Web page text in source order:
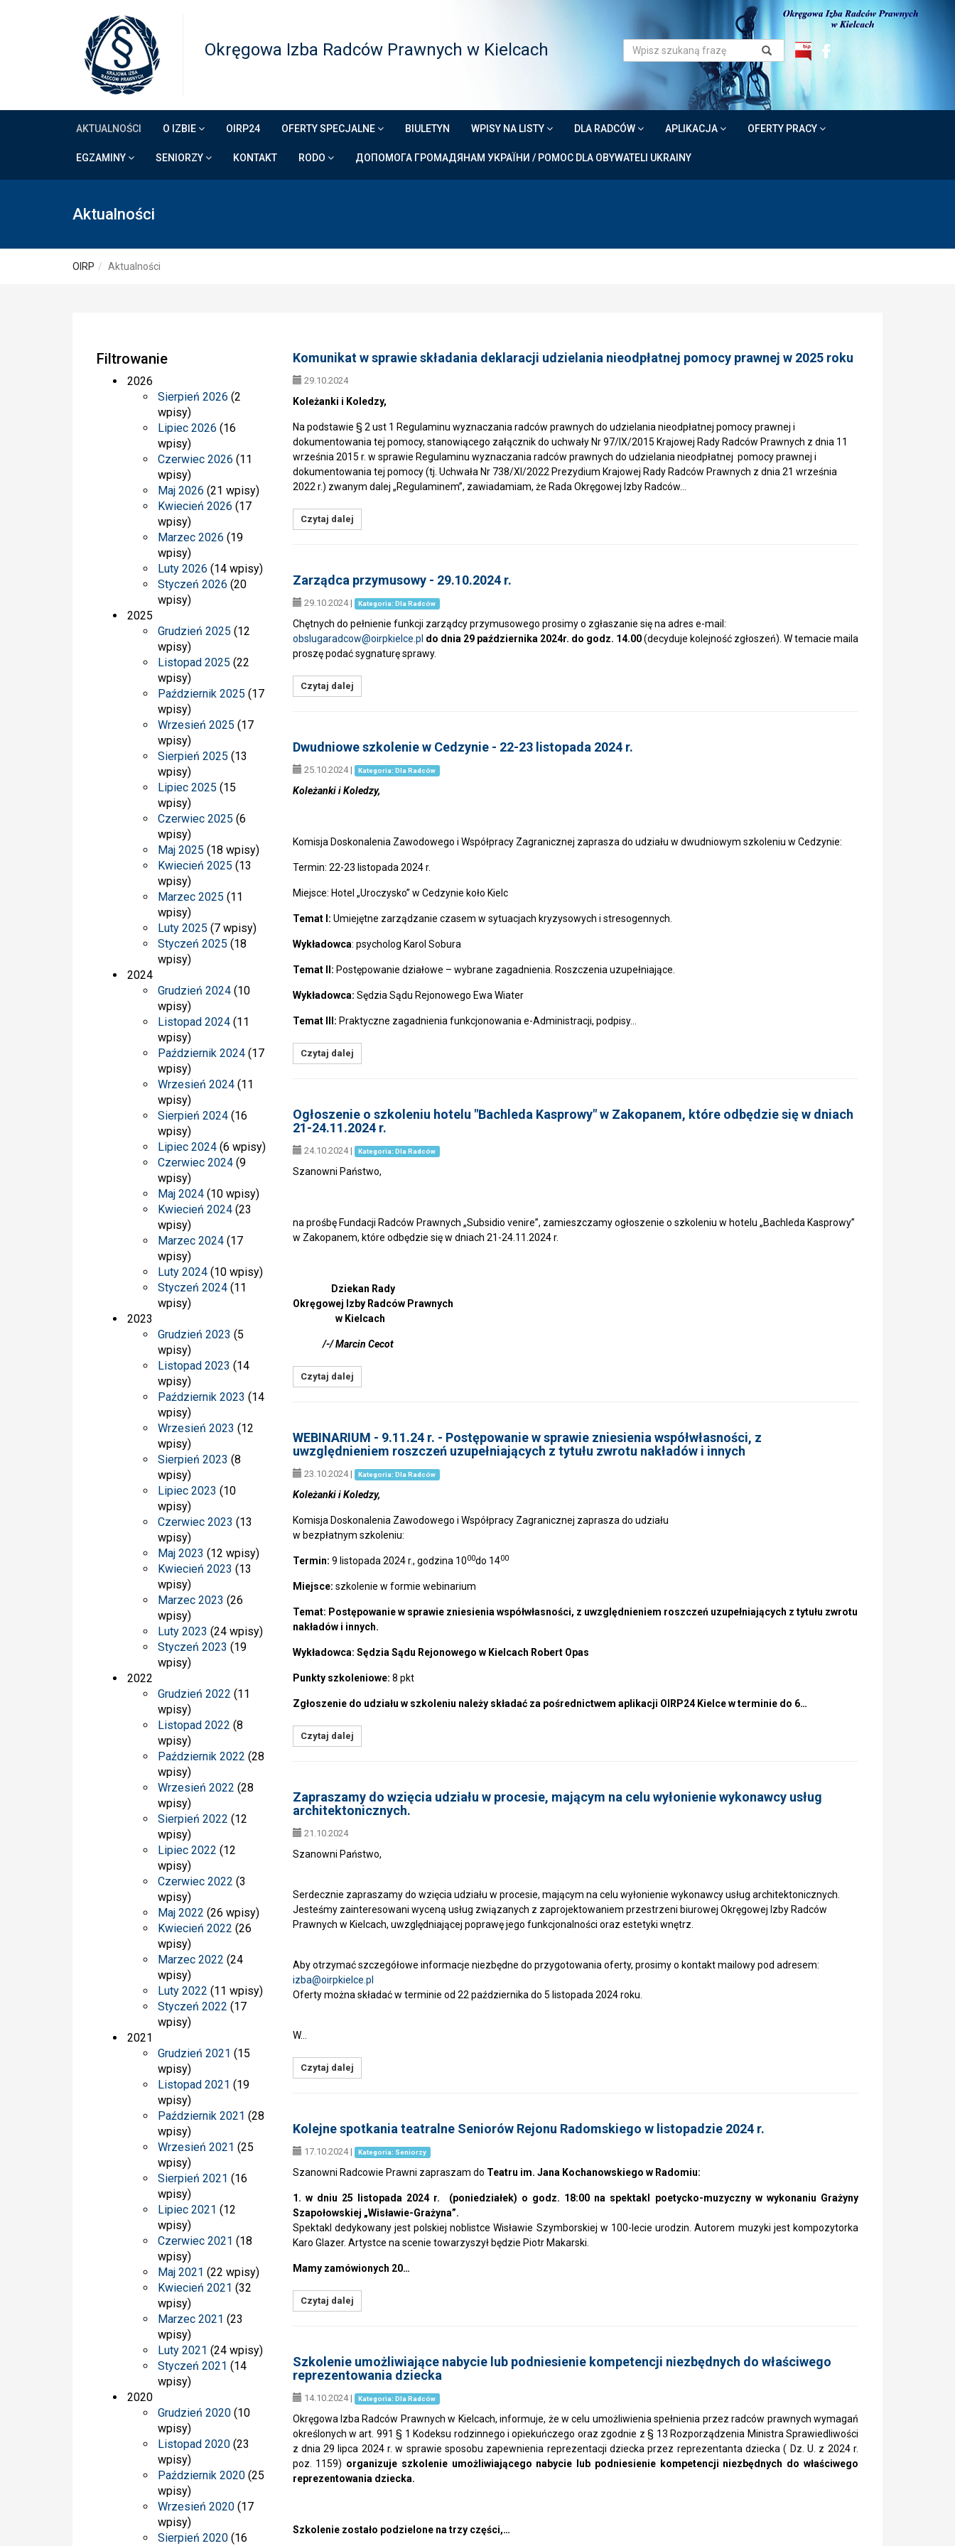
Okręgowa Izba Radców Prawnych w Kielcach
AKTUALNOŚCI O IZBIE OIRP24 OFERTY SPECJALNE BIULETYN WPISY NA LISTY DLA RADCÓW APLIKACJA OFERTY PRACY
EGZAMINY SENIORZY KONTAKT RODO ДОПОМОГА ГРОМАДЯНАМ УКРАЇНИ / POMOC DLA OBYWATELI UKRAINY
Aktualności
OIRP Aktualności
Filtrowanie
2026
Sierpień 2026 (2
wpisy)
Lipiec 2026 (16
wpisy)
Czerwiec 2026 (11
wpisy)
Maj 2026 (21 wpisy)
Kwiecień 2026 (17
wpisy)
Marzec 2026 (19
wpisy)
Luty 2026 (14 wpisy)
Styczeń 2026 (20
wpisy)
2025
Grudzień 2025 (12
wpisy)
Listopad 2025 (22
wpisy)
Październik 2025 (17
wpisy)
Wrzesień 2025 (17
wpisy)
Sierpień 2025 (13
wpisy)
Lipiec 2025 (15
wpisy)
Czerwiec 2025 (6
wpisy)
Maj 2025 (18 wpisy)
Kwiecień 2025 (13
wpisy)
Marzec 2025 (11
wpisy)
Luty 2025 (7 wpisy)
Styczeń 2025 (18
wpisy)
2024
Grudzień 2024 (10
wpisy)
Listopad 2024 (11
wpisy)
Październik 2024 (17
wpisy)
Wrzesień 2024 (11
wpisy)
Sierpień 2024 (16
wpisy)
Lipiec 2024 (6 wpisy)
Czerwiec 2024 (9
wpisy)
Maj 2024 (10 wpisy)
Kwiecień 2024 (23
wpisy)
Marzec 2024 (17
wpisy)
Luty 2024 (10 wpisy)
Styczeń 2024 (11
wpisy)
2023
Grudzień 2023 (5
wpisy)
Listopad 2023 (14
wpisy)
Październik 2023 (14
wpisy)
Wrzesień 2023 (12
wpisy)
Sierpień 2023 (8
wpisy)
Lipiec 2023 (10
wpisy)
Czerwiec 2023 (13
wpisy)
Maj 2023 (12 wpisy)
Kwiecień 2023 (13
wpisy)
Marzec 2023 (26
wpisy)
Luty 2023 (24 wpisy)
Styczeń 2023 (19
wpisy)
2022
Grudzień 2022 (11
wpisy)
Listopad 2022 (8
wpisy)
Październik 2022 (28
wpisy)
Wrzesień 2022 (28
wpisy)
Sierpień 2022 (12
wpisy)
Lipiec 2022 (12
wpisy)
Czerwiec 2022 (3
wpisy)
Maj 2022 (26 wpisy)
Kwiecień 2022 (26
wpisy)
Marzec 2022 (24
wpisy)
Luty 2022 (11 wpisy)
Styczeń 2022 (17
wpisy)
2021
Grudzień 2021 (15
wpisy)
Listopad 2021 (19
wpisy)
Październik 2021 (28
wpisy)
Wrzesień 2021 (25
wpisy)
Sierpień 2021 (16
wpisy)
Lipiec 2021 (12
wpisy)
Czerwiec 2021 (18
wpisy)
Maj 2021 (22 wpisy)
Kwiecień 2021 (32
wpisy)
Marzec 2021 (23
wpisy)
Luty 2021 (24 wpisy)
Styczeń 2021 (14
wpisy)
2020
Grudzień 2020 (10
wpisy)
Listopad 2020 (23
wpisy)
Październik 2020 (25
wpisy)
Wrzesień 2020 (17
wpisy)
Sierpień 2020 (16
Komunikat w sprawie składania deklaracji udzielania nieodpłatnej pomocy prawnej w 2025 roku
29.10.2024
Koleżanki i Koledzy,
Na podstawie § 2 ust 1 Regulaminu wyznaczania radców prawnych do udzielania nieodpłatnej pomocy prawnej i
dokumentowania tej pomocy, stanowiącego załącznik do uchwały Nr 97/IX/2015 Krajowej Rady Radców Prawnych z dnia 11
września 2015 r. w sprawie Regulaminu wyznaczania radców prawnych do udzielania nieodpłatnej pomocy prawnej i
dokumentowania tej pomocy (tj. Uchwała Nr 738/XI/2022 Prezydium Krajowej Rady Radców Prawnych z dnia 21 września
2022 r.) zwanym dalej „Regulaminem”, zawiadamiam, że Rada Okręgowej Izby Radców…
Czytaj dalej
Zarządca przymusowy - 29.10.2024 r.
29.10.2024 | Kategoria: Dla Radców
Chętnych do pełnienie funkcji zarządcy przymusowego prosimy o zgłaszanie się na adres e-mail:
obslugaradcow@oirpkielce.p do dnia 29 października 2024r. do godz. 14.00(decyduje kolejność zgłoszeń). W temacie maila
proszę podać sygnaturę sprawy.
Czytaj dalej
Dwudniowe szkolenie w Cedzynie - 22-23 listopada 2024 r.
25.10.2024 | Kategoria: Dla Radców
Koleżanki i Koledzy,
Komisja Doskonalenia Zawodowego i Współpracy Zagranicznej zaprasza do udziału w dwudniowym szkoleniu w Cedzynie:
Termin: 22-23 listopada 2024 r.
Miejsce: Hotel „Uroczysko” w Cedzynie koło Kielc
Temat I: Umiejętne zarządzanie czasem w sytuacjach kryzysowych i stresogennych.
Wykładowca: psycholog Karol Sobura
Temat II: Postępowanie działowe – wybrane zagadnienia. Roszczenia uzupełniające.
Wykładowca: Sędzia Sądu Rejonowego Ewa Wiater
Temat III: Praktyczne zagadnienia funkcjonowania e-Administracji, podpisy…
Czytaj dalej
Ogłoszenie o szkoleniu hotelu "Bachleda Kasprowy" w Zakopanem, które odbędzie się w dniach
21-24.11.2024 r.
24.10.2024 | Kategoria: Dla Radców
Szanowni Państwo,
na prośbę Fundacji Radców Prawnych „Subsidio venire”, zamieszczamy ogłoszenie o szkoleniu w hotelu „Bachleda Kasprowy”
w Zakopanem, które odbędzie się w dniach 21-24.11.2024 r.
Dziekan Rady
Okręgowej Izby Radców Prawnych
w Kielcach
/-/ Marcin Cecot
Czytaj dalej
WEBINARIUM - 9.11.24 r. - Postępowanie w sprawie zniesienia współwłasności, z
uwzględnieniem roszczeń uzupełniających z tytułu zwrotu nakładów i innych
23.10.2024 | Kategoria: Dla Radców
Koleżanki i Koledzy,
Komisja Doskonalenia Zawodowego i Współpracy Zagranicznej zaprasza do udziału
w bezpłatnym szkoleniu:
Termin: 9 listopada 2024 r., godzina 1000do 1400
Miejsce: szkolenie w formie webinarium
Temat: Postępowanie w sprawie zniesienia współwłasności, z uwzględnieniem roszczeń uzupełniających z tytułu zwrotu
nakładów i innych.
Wykładowca: Sędzia Sądu Rejonowego w Kielcach Robert Opas
Punkty szkoleniowe: 8 pkt
Zgłoszenie do udziału w szkoleniu należy składać za pośrednictwem aplikacji OIRP24 Kielce w terminie do 6…
Czytaj dalej
Zapraszamy do wzięcia udziału w procesie, mającym na celu wyłonienie wykonawcy usług
architektonicznych.
21.10.2024
Szanowni Państwo,
Serdecznie zapraszamy do wzięcia udziału w procesie, mającym na celu wyłonienie wykonawcy usług architektonicznych.
Jesteśmy zainteresowani wyceną usług związanych z zaprojektowaniem przestrzeni biurowej Okręgowej Izby Radców
Prawnych w Kielcach, uwzględniającej poprawę jego funkcjonalności oraz estetyki wnętrz.
Aby otrzymać szczegółowe informacje niezbędne do przygotowania oferty, prosimy o kontakt mailowy pod adresem:
izba@oirpkielce.pl
Oferty można składać w terminie od 22 października do 5 listopada 2024 roku.
W…
Czytaj dalej
Kolejne spotkania teatralne Seniorów Rejonu Radomskiego w listopadzie 2024 r.
17.10.2024 | Kategoria: Seniorzy
Szanowni Radcowie Prawni zapraszam do Teatru im. Jana Kochanowskiego w Radomiu:
1. w dniu 25 listopada 2024 r. (poniedziałek) o godz. 18:00 na spektakl poetycko-muzyczny w wykonaniu Grażyny
Szapołowskiej „Wisławie-Grażyna”.
Spektakl dedykowany jest polskiej noblistce Wisławie Szymborskiej w 100-lecie urodzin. Autorem muzyki jest kompozytorka
Karo Glazer. Artystce na scenie towarzyszył będzie Piotr Makarski.
Mamy zamówionych 20…
Czytaj dalej
Szkolenie umożliwiające nabycie lub podniesienie kompetencji niezbędnych do właściwego
reprezentowania dziecka
14.10.2024 | Kategoria: Dla Radców
Okręgowa Izba Radców Prawnych w Kielcach, informuje, że w celu umożliwienia spełnienia przez radców prawnych wymagań
określonych w art. 991 § 1 Kodeksu rodzinnego i opiekuńczego oraz zgodnie z § 13 Rozporządzenia Ministra Sprawiedliwości
z dnia 29 lipca 2024 r. w sprawie sposobu zapewnienia reprezentacji dziecka przez reprezentanta dziecka ( Dz. U. z 2024 r.
poz. 1159) organizuje szkolenie umożliwiającego nabycie lub podniesienie kompetencji niezbędnych do właściwego
reprezentowania dziecka.
Szkolenie zostało podzielone na trzy części,…